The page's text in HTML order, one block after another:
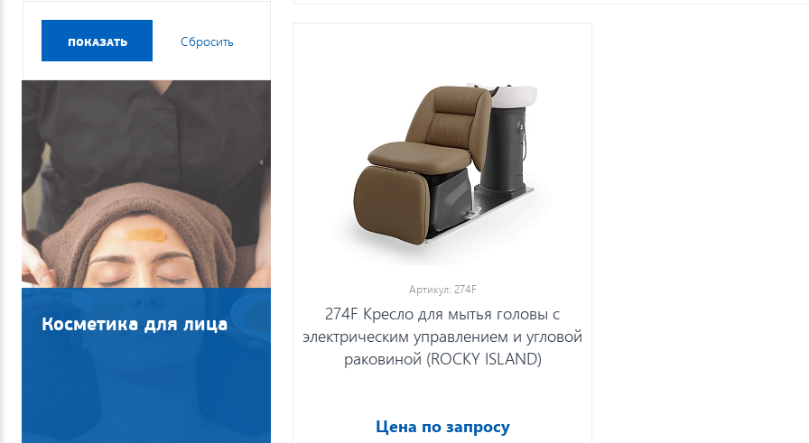
Косметика для лица
Артикул: 274F
274F Кресло для мытья головы с
электрическим управлением и угловой
раковиной (ROCKY ISLAND)
Цена по запросу